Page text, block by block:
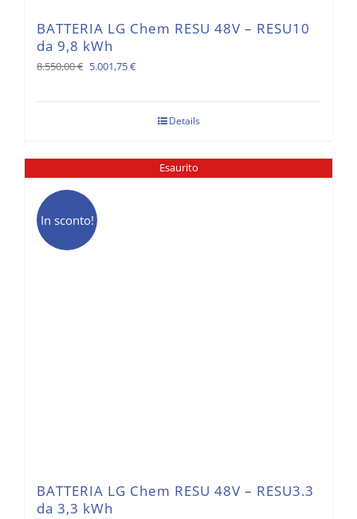
BATTERIA LG Chem RESU 48V – RESU10
da 9,8 kWh
8.550,00€ Il
8.550,00 €.
5.001,75€Il
5.001,75 €.
Details
Esaurito
In sconto!
BATTERIA LG Chem RESU 48V – RESU3.3
da 3,3 kWh